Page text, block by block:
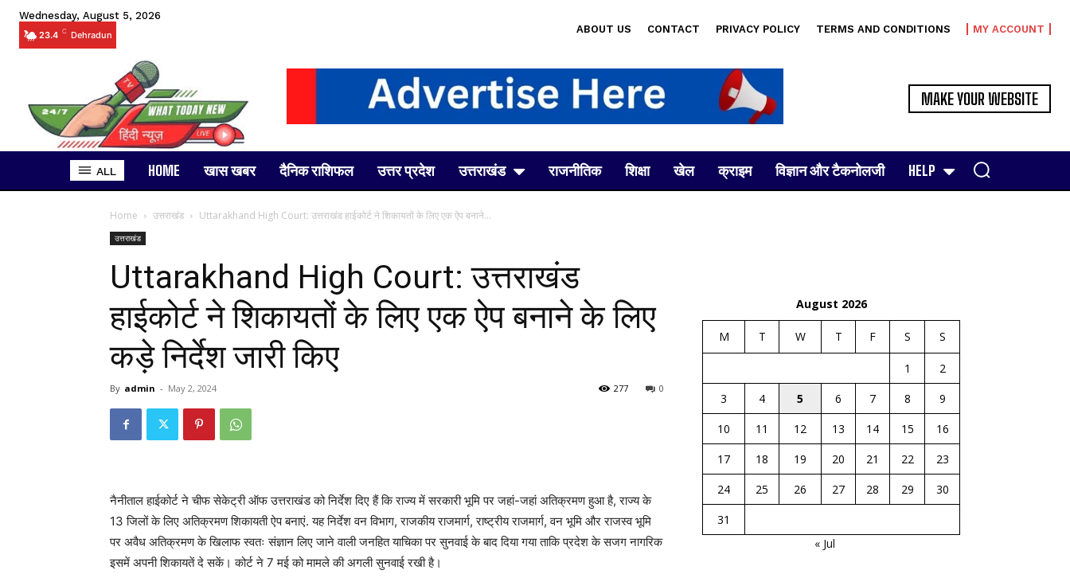
Wednesday, August 5, 2026
23.4 C Dehradun ABOUT US CONTACT PRIVACY POLICY TERMS AND CONDITIONS MY ACCOUNT
MAKE YOUR WEBSITE
ALL HOME खास खबर दैनिक राशिफल उत्तर प्रदेश उत्तराखंड राजनीतिक शिक्षा खेल क्राइम विज्ञान और टैकनोलजी HELP
Home उत्तराखंड Uttarakhand High Court: उत्तराखंड हाईकोर्ट ने शिकायतों के लिए एक ऐप बनाने...
उत्तराखंड
Uttarakhand High Court: उत्तराखंड
हाईकोर्ट ने शिकायतों के लिए एक ऐप बनाने के लिए
कड़े निर्देश जारी किए
By admin - May 2, 2024 0
277
नैनीताल हाईकोर्ट ने चीफ सेकेट्री ऑफ उत्तराखंड को निर्देश दिए हैं कि राज्य में सरकारी भूमि पर जहां-जहां अतिक्रमण हुआ है, राज्य के
13 जिलों के लिए अतिक्रमण शिकायती ऐप बनाएं. यह निर्देश वन विभाग, राजकीय राजमार्ग, राष्ट्रीय राजमार्ग, वन भूमि और राजस्व भूमि
पर अवैध अतिक्रमण के खिलाफ स्वतः संज्ञान लिए जाने वाली जनहित याचिका पर सुनवाई के बाद दिया गया ताकि प्रदेश के सजग नागरिक
इसमें अपनी शिकायतें दे सकें। कोर्ट ने 7 मई को मामले की अगली सुनवाई रखी है।
August 2026
M T W T F S S
1
2
3
4 5 6 7 8
9
10
11 12 13 14 15
16
17
18 19 20 21 22
23
24
25 26 27 28 29
30
31
« Jul